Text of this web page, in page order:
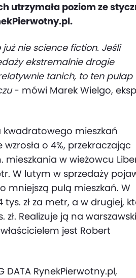
utrzymała poziom ze
nie science fiction. Jeśli
ekstremalnie drogie
tanich, to ten pułap
- mówi Marek Wielgo,
kwadratowego mieszkań
o 4%, przekraczając
mieszkania w wieżowcu
W lutym w sprzedaży
mniejszą pulą mieszkań. W
zł za metr, a w drugiej,
Realizuje ją na
jest Robert
RynekPierwotny.pl,